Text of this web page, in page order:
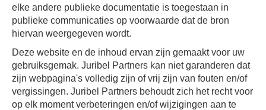
elke andere publieke documentatie is toegestaan in
publieke communicaties op voorwaarde dat de bron
hiervan weergegeven wordt.
Deze website en de inhoud ervan zijn gemaakt voor uw
gebruiksgemak. Juribel Partners kan niet garanderen dat
zijn webpagina's volledig zijn of vrij zijn van fouten en/of
vergissingen. Juribel Partners behoudt zich het recht voor
op elk moment verbeteringen en/of wijzigingen aan te